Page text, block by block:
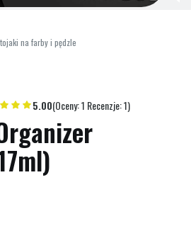
na farby i pędzle
5.00(Oceny: 1 Recenzje: 1)